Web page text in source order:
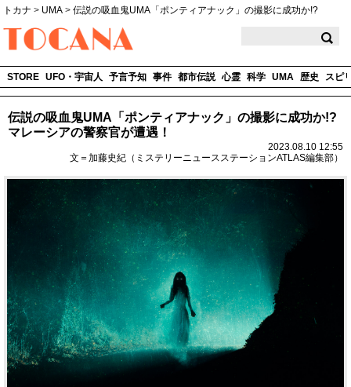
トカナ > UMA > 伝説の吸血鬼UMA「ポンティアナック」の撮影に成功か!?
STORE UFO・宇宙人 予言予知 事件 都市伝説 心霊 科学 UMA 歴史 スピ
伝説の吸血鬼UMA「ポンティアナック」の撮影に成功か!?
マレーシアの警察官が遭遇！
2023.08.10 12:55
文＝加藤史紀（ミステリーニュースステーションATLAS編集部）